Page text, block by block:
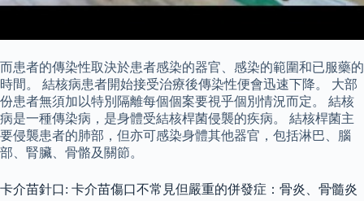
而患者的傳染性取決於患者感染的器官、感染的範圍和已服藥的
時間。 結核病患者開始接受治療後傳染性便會迅速下降。 大部
份患者無須加以特別隔離每個個案要視乎個別情況而定。 結核
病是一種傳染病，是身體受結核桿菌侵襲的疾病。 結核桿菌主
要侵襲患者的肺部，但亦可感染身體其他器官，包括淋巴、腦
部、腎臟、骨骼及關節。
卡介苗針口: 卡介苗傷口不常見但嚴重的併發症：骨炎、骨髓炎